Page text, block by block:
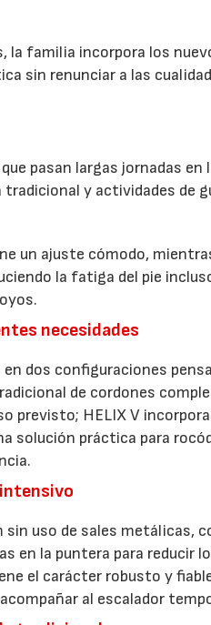
familia incorpora los
sin renunciar a las
pasan largas jornadas
y actividades de
un ajuste cómodo,
la fatiga del pie
necesidades
dos configuraciones
de cordones
previsto; HELIX V
solución práctica para
sin uso de sales metálicas,
en la puntera para reducir
el carácter robusto y
al escalador